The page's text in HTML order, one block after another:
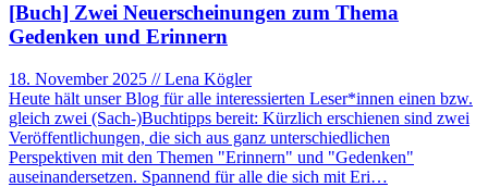
[Buch] Zwei Neuerscheinungen zum Thema
Gedenken und Erinnern
18. November 2025 // Lena Kögler
Heute hält unser Blog für alle interessierten Leser*innen einen bzw.
gleich zwei (Sach-)Buchtipps bereit: Kürzlich erschienen sind zwei
Veröffentlichungen, die sich aus ganz unterschiedlichen
Perspektiven mit den Themen "Erinnern" und "Gedenken"
auseinandersetzen. Spannend für alle die sich mit Eri…